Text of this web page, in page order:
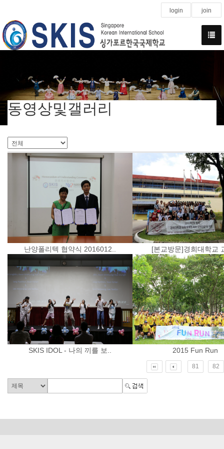
login join
동영상및갤러리
난양폴리텍 협약식 2016012.. [본교방문]경희대학교
SKIS IDOL - 나의 끼를 보.. 2015 Fun Run
81 82